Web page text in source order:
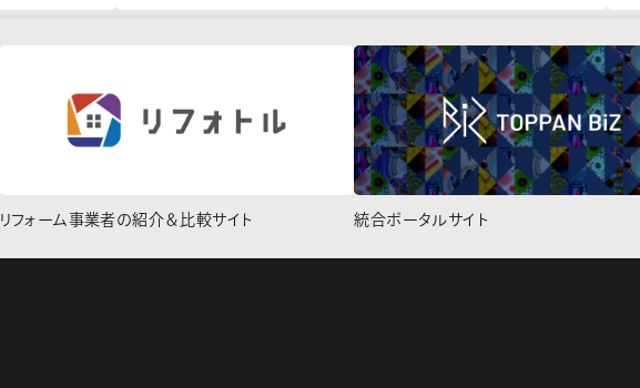
リフォーム事業者の紹介＆比較サイト 統合ポータルサイト